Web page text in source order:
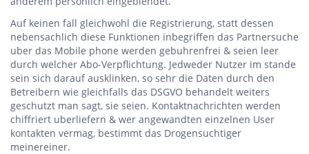
Auf keinen fall gleichwohl die Registrierung, statt dessen
nebensachlich diese Funktionen inbegriffen das Partnersuche
uber das Mobile phone werden gebuhrenfrei & seien leer
durch welcher Abo-Verpflichtung. Jedweder Nutzer im stande
sein sich darauf ausklinken, so sehr die Daten durch den
Betreibern wie gleichfalls das DSGVO behandelt weiters
geschutzt man sagt, sie seien. Kontaktnachrichten werden
chiffriert uberliefern & wer angewandten einzelnen User
kontakten vermag, bestimmt das Drogensuchtiger
meinereiner.